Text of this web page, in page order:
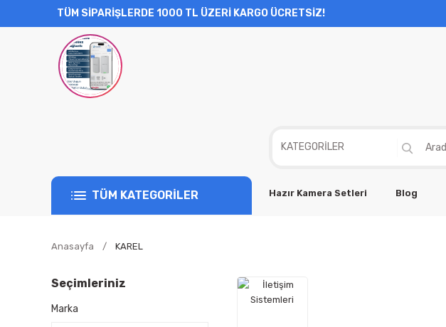
TÜM SİPARİŞLERDE 1000 TL ÜZERİ KARGO ÜCRETSİZ!
TÜM KATEGORİLER Hazır Kamera Setleri Blog
Anasayfa KAREL
Seçimleriniz
Marka